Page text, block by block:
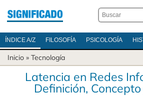
ÍNDICE A/Z FILOSOFÍA PSICOLOGÍA
Inicio » Tecnología
Latencia en Redes
Definición,